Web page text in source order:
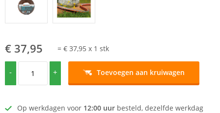
€ 37,95 = € 37,95 x 1 stk
- + Toevoegen aan kruiwagen
Op werkdagen voor 12:00 uur besteld, dezelfde werkdag